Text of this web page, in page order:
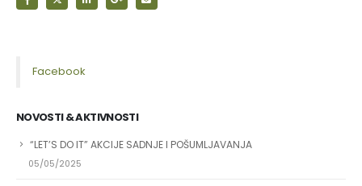
Facebook
NOVOSTI & AKTIVNOSTI
“LET’S DO IT” AKCIJE SADNJE I POŠUMLJAVANJA
05/05/2025